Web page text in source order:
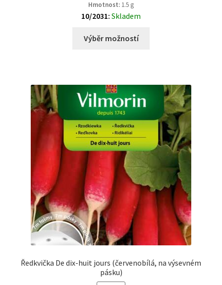
Hmotnost: 1.5 g
10/2031: Skladem
Výběr možností
Ředkvička De dix-huit jours (červenobílá, na výsevném
pásku)